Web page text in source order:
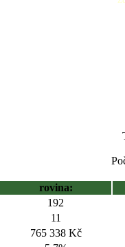
rovina:
192
11
765 338 Kč